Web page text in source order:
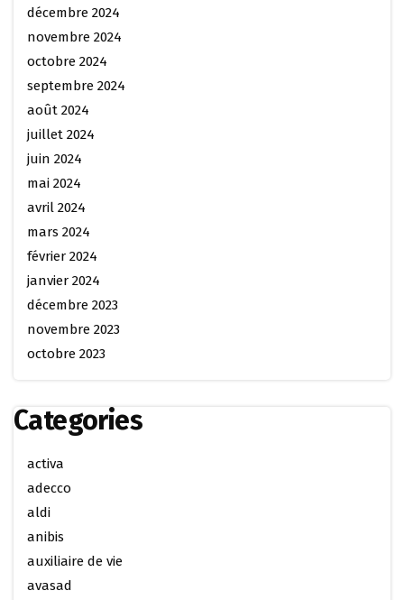
décembre 2024
novembre 2024
octobre 2024
septembre 2024
août 2024
juillet 2024
juin 2024
mai 2024
avril 2024
mars 2024
février 2024
janvier 2024
décembre 2023
novembre 2023
octobre 2023
Categories
activa
adecco
aldi
anibis
auxiliaire de vie
avasad